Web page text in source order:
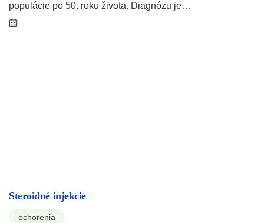
populácie po 50. roku života. Diagnózu je…
Steroidné injekcie
ochorenia